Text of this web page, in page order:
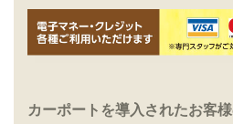
カーポートを導入されたお客